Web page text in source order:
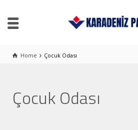
Home Çocuk Odası
Çocuk Odası